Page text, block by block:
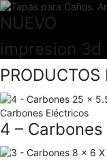
NUEVO
impresion 3d
PRODUCTOS
Carbones Eléctricos
4 –